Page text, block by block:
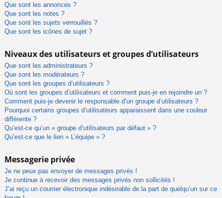
Que sont les annonces ?
Que sont les notes ?
Que sont les sujets verrouillés ?
Que sont les icônes de sujet ?
Niveaux des utilisateurs et groupes d’utilisateurs
Que sont les administrateurs ?
Que sont les modérateurs ?
Que sont les groupes d’utilisateurs ?
Où sont les groupes d’utilisateurs et comment puis-je en rejoindre un ?
Comment puis-je devenir le responsable d’un groupe d’utilisateurs ?
Pourquoi certains groupes d’utilisateurs apparaissent dans une couleur
différente ?
Qu’est-ce qu’un « groupe d’utilisateurs par défaut » ?
Qu’est-ce que le lien « L’équipe » ?
Messagerie privée
Je ne peux pas envoyer de messages privés !
Je continue à recevoir des messages privés non sollicités !
J’ai reçu un courrier électronique indésirable de la part de quelqu’un sur ce